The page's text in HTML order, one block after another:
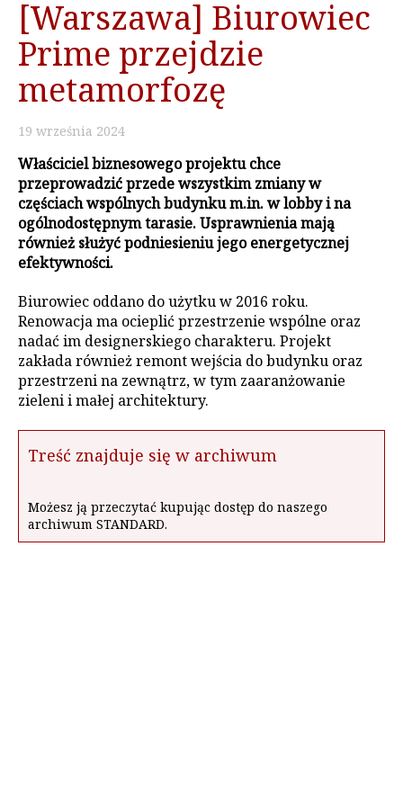
[Warszawa] Biurowiec
Prime przejdzie
metamorfozę
19 września 2024
Właściciel biznesowego projektu chce
przeprowadzić przede wszystkim zmiany w
częściach wspólnych budynku m.in. w lobby i na
ogólnodostępnym tarasie. Usprawnienia mają
również służyć podniesieniu jego energetycznej
efektywności.
Biurowiec oddano do użytku w 2016 roku.
Renowacja ma ocieplić przestrzenie wspólne oraz
nadać im designerskiego charakteru. Projekt
zakłada również remont wejścia do budynku oraz
przestrzeni na zewnątrz, w tym zaaranżowanie
zieleni i małej architektury.
Treść znajduje się w archiwum
Możesz ją przeczytać kupując dostęp do naszego
archiwum STANDARD.